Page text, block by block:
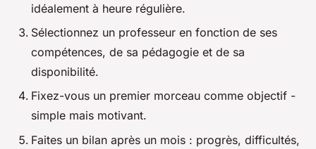
idéalement à heure régulière.
Sélectionnez un professeur en fonction de ses
compétences, de sa pédagogie et de sa
disponibilité.
Fixez-vous un premier morceau comme objectif -
simple mais motivant.
Faites un bilan après un mois : progrès, difficultés,